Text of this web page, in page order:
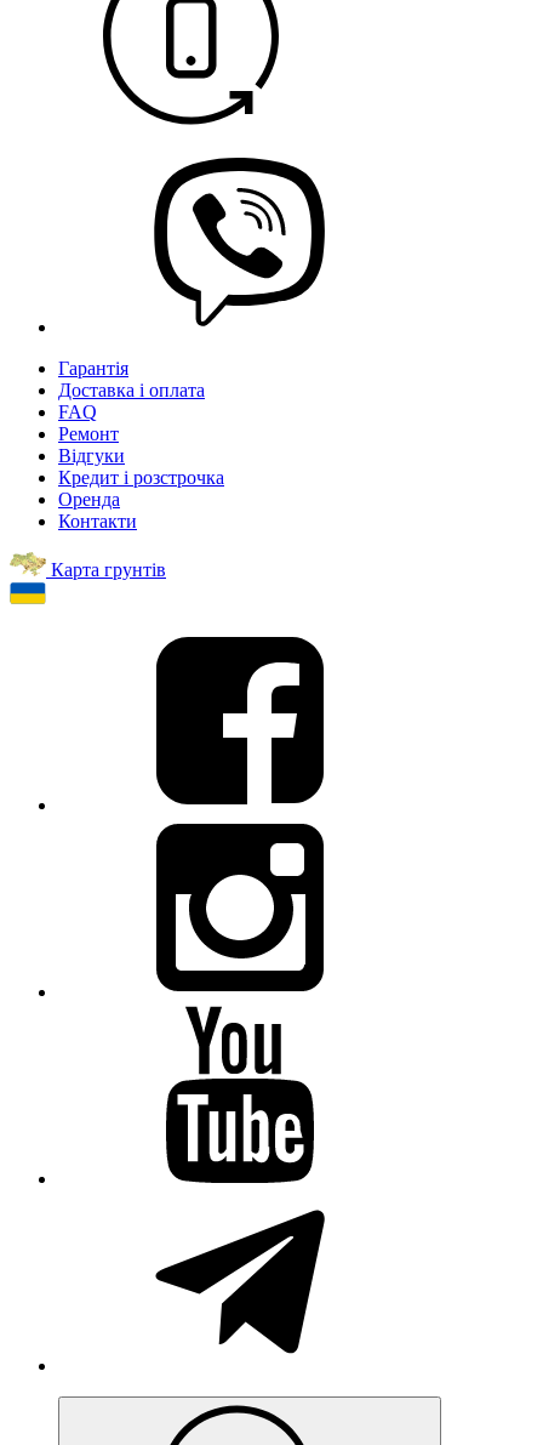
Гарантія
Доставка і оплата
FAQ
Ремонт
Відгуки
Кредит і розстрочка
Оренда
Контакти
Карта грунтів